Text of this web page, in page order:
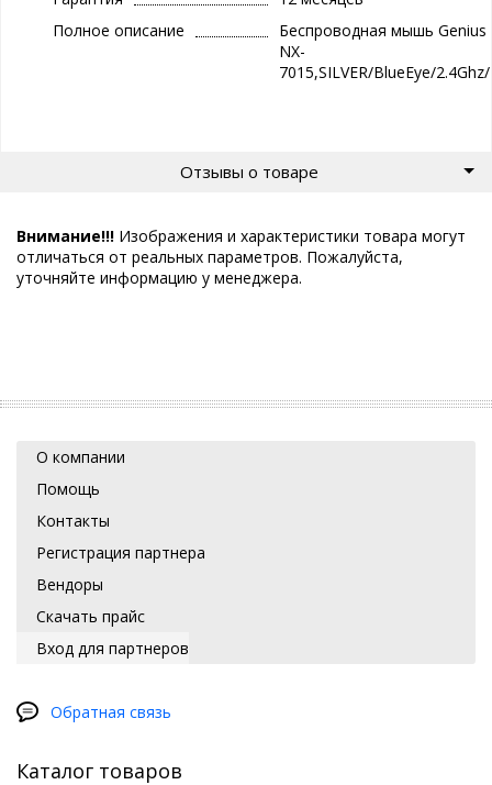
Полное описание
Беспроводная мышь Genius
NX-
7015,SILVER/BlueEye/
Отзывы о товаре
Внимание!!! Изображения и характеристики товара могут
отличаться от реальных параметров. Пожалуйста,
уточняйте информацию у менеджера.
О компании
Помощь
Контакты
Регистрация партнера
Вендоры
Скачать прайс
Вход для партнеров
Обратная связь
Каталог товаров